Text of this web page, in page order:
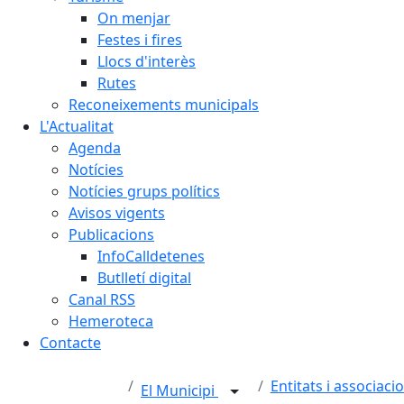
On menjar
Festes i fires
Llocs d'interès
Rutes
Reconeixements municipals
L'Actualitat
Agenda
Notícies
Notícies grups polítics
Avisos vigents
Publicacions
InfoCalldetenes
Butlletí digital
Canal RSS
Hemeroteca
Contacte
El Municipi Entitats i